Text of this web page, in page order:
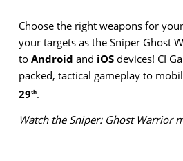
Choose the right weapons for
your targets as the Sniper Ghost
toAndroid and iOSdevices! CI
packed, tactical gameplay to
29th.
Watch the Sniper: Ghost Warrior